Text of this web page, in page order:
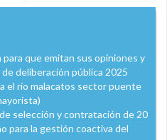
para que emitan sus opiniones y
deliberación pública 2025
el río malacatos sector puente
selección y contratación de 20
para la gestión coactiva del